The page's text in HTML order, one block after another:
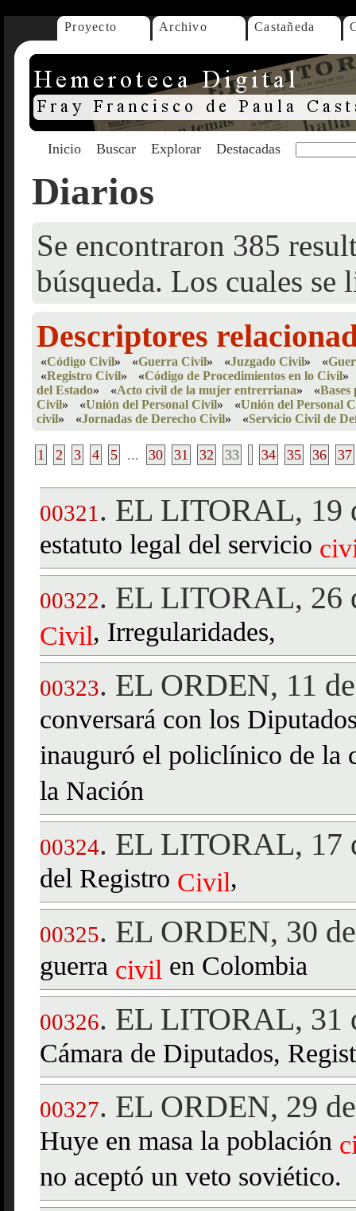
Proyecto Archivo Castañeda
Inicio Buscar Explorar Destacadas
Diarios
Se encontraron 385
búsqueda. Los cuales se
Descriptores
«Código Civil» «Guerra Civil» «Juzgado Civil» «
«Registro Civil» «Código de Procedimientos en lo Civil»
del Estado» «Acto civil de la mujer entrerriana» «Bases
Civil» «Unión del Personal Civil» «Unión del Personal
civil» «Jornadas de Derecho Civil» «Servicio Civil de
1 2 3 4 5 ... 30 31 32 33 34 35 36 37
00321 . EL LITORAL, 19
estatuto legal del servicio
00322. EL LITORAL, 26
Civil, Irregularidades,
00323. EL ORDEN, 11
conversará con los
inauguró el policlínico de la
la Nación
00324. EL LITORAL, 17
del Registro Civil,
00325. EL ORDEN, 30
guerra civil en Colombia
00326. EL LITORAL, 31
Cámara de Diputados,
00327. EL ORDEN, 29
Huye en masa la población
no aceptó un veto soviético.